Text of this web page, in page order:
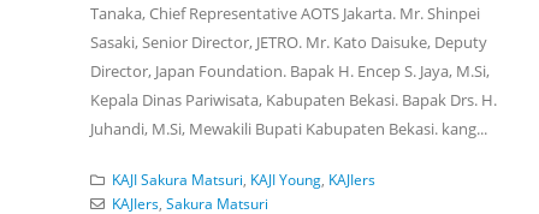
Tanaka, Chief Representative AOTS Jakarta. Mr. Shinpei
Sasaki, Senior Director, JETRO. Mr. Kato Daisuke, Deputy
Director, Japan Foundation. Bapak H. Encep S. Jaya, M.Si,
Kepala Dinas Pariwisata, Kabupaten Bekasi. Bapak Drs. H.
Juhandi, M.Si, Mewakili Bupati Kabupaten Bekasi. kang...
KAJI Sakura Matsuri KAJI Young, KAJIers
KAJIers, Sakura Matsuri